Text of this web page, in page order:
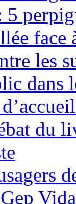
5
face
les
dans
du